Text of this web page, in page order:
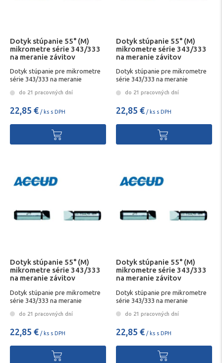
Dotyk stúpanie 55° (M)
mikrometre série 343/333
na meranie závitov
Dotyk stúpanie pre mikrometre
série 343/333 na meranie
do 21 pracovných dní
22,85 € / ks s DPH
Dotyk stúpanie 55° (M)
mikrometre série 343/333
na meranie závitov
Dotyk stúpanie pre mikrometre
série 343/333 na meranie
do 21 pracovných dní
22,85 € / ks s DPH
Dotyk stúpanie 55° (M)
mikrometre série 343/333
na meranie závitov
Dotyk stúpanie pre mikrometre
série 343/333 na meranie
do 21 pracovných dní
22,85 € / ks s DPH
Dotyk stúpanie 55° (M)
mikrometre série 343/333
na meranie závitov
Dotyk stúpanie pre mikrometre
série 343/333 na meranie
do 21 pracovných dní
22,85 € / ks s DPH